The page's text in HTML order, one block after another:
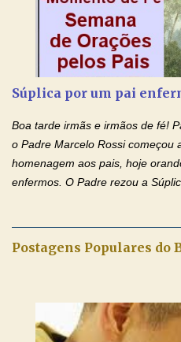
procuram orientá-los para que
alegrias, com seus dissabores.
vitórias, em seus fracassos, em
exceções, mas essas exceções
pais que não se preocupam com
estado natural, normal. O mundo
absurdas. Temos notícia de pais
desrespeitam, que espancam
filhos. Mas isso não é o c...
Súplica por um pai
Boa tarde irmãs e irmãos de fé!
o Padre Marcelo Rossi começou
homenagem aos pais, hoje
enfermos. O Padre rezou a
de Nossa Senhora. Adriana dos
aos nossos pais. Hoje nossas
que não se encontram bem de
Postagens Populares do